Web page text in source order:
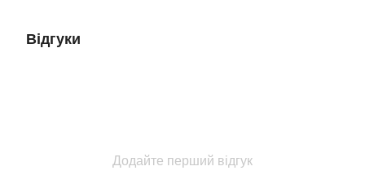
Відгуки
Додайте перший відгук